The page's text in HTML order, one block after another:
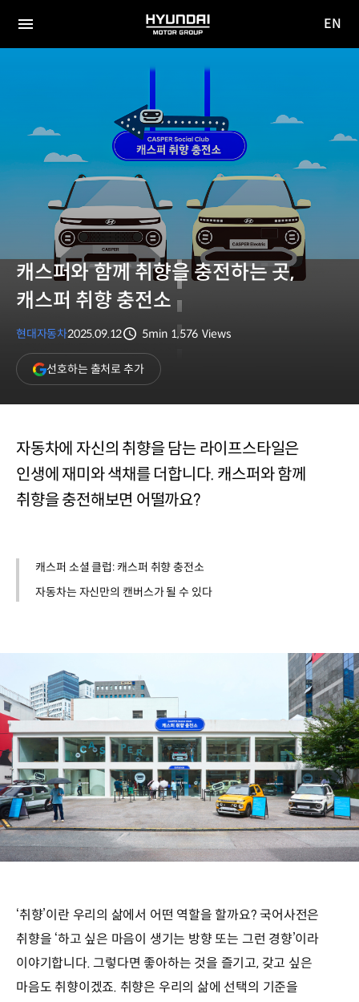
전체
HYUNDAI
MOTOR
GROUP
EN
캐스퍼와 함께 취향을 충전하는 곳,
캐스퍼 취향 충전소
현대자동차2025.09.12
5min 1,576 Views
선호하는 출처로 추가(새
창
열림)
자동차에 자신의 취향을 담는 라이프스타일은
인생에 재미와 색채를 더합니다. 캐스퍼와 함께
취향을 충전해보면 어떨까요?
캐스퍼 소셜 클럽: 캐스퍼 취향 충전소
자동차는 자신만의 캔버스가 될 수 있다
‘취향’이란 우리의 삶에서 어떤 역할을 할까요? 국어사전은
취향을 ‘하고 싶은 마음이 생기는 방향 또는 그런 경향’이라
이야기합니다. 그렇다면 좋아하는 것을 즐기고, 갖고 싶은
마음도 취향이겠죠. 취향은 우리의 삶에 선택의 기준을